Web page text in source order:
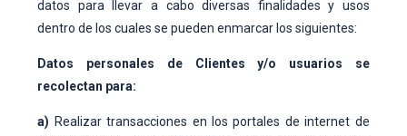
datos para llevar a cabo diversas finalidades y usos
dentro de los cuales se pueden enmarcar los siguientes:
Datos personales de Clientes y/o usuarios se
recolectan para:
a) Realizar transacciones en los portales de internet de